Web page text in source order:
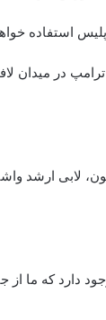
استفاده
در میدان
لابی ارشد
دارد که ما از